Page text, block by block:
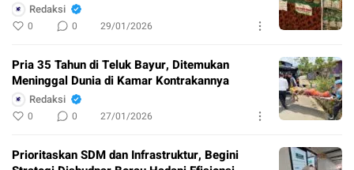
Redaksi
0 0 29/01/2026
Pria 35 Tahun di Teluk Bayur, Ditemukan
Meninggal Dunia di Kamar Kontrakannya
Redaksi
0 0 27/01/2026
Prioritaskan SDM dan Infrastruktur, Begini